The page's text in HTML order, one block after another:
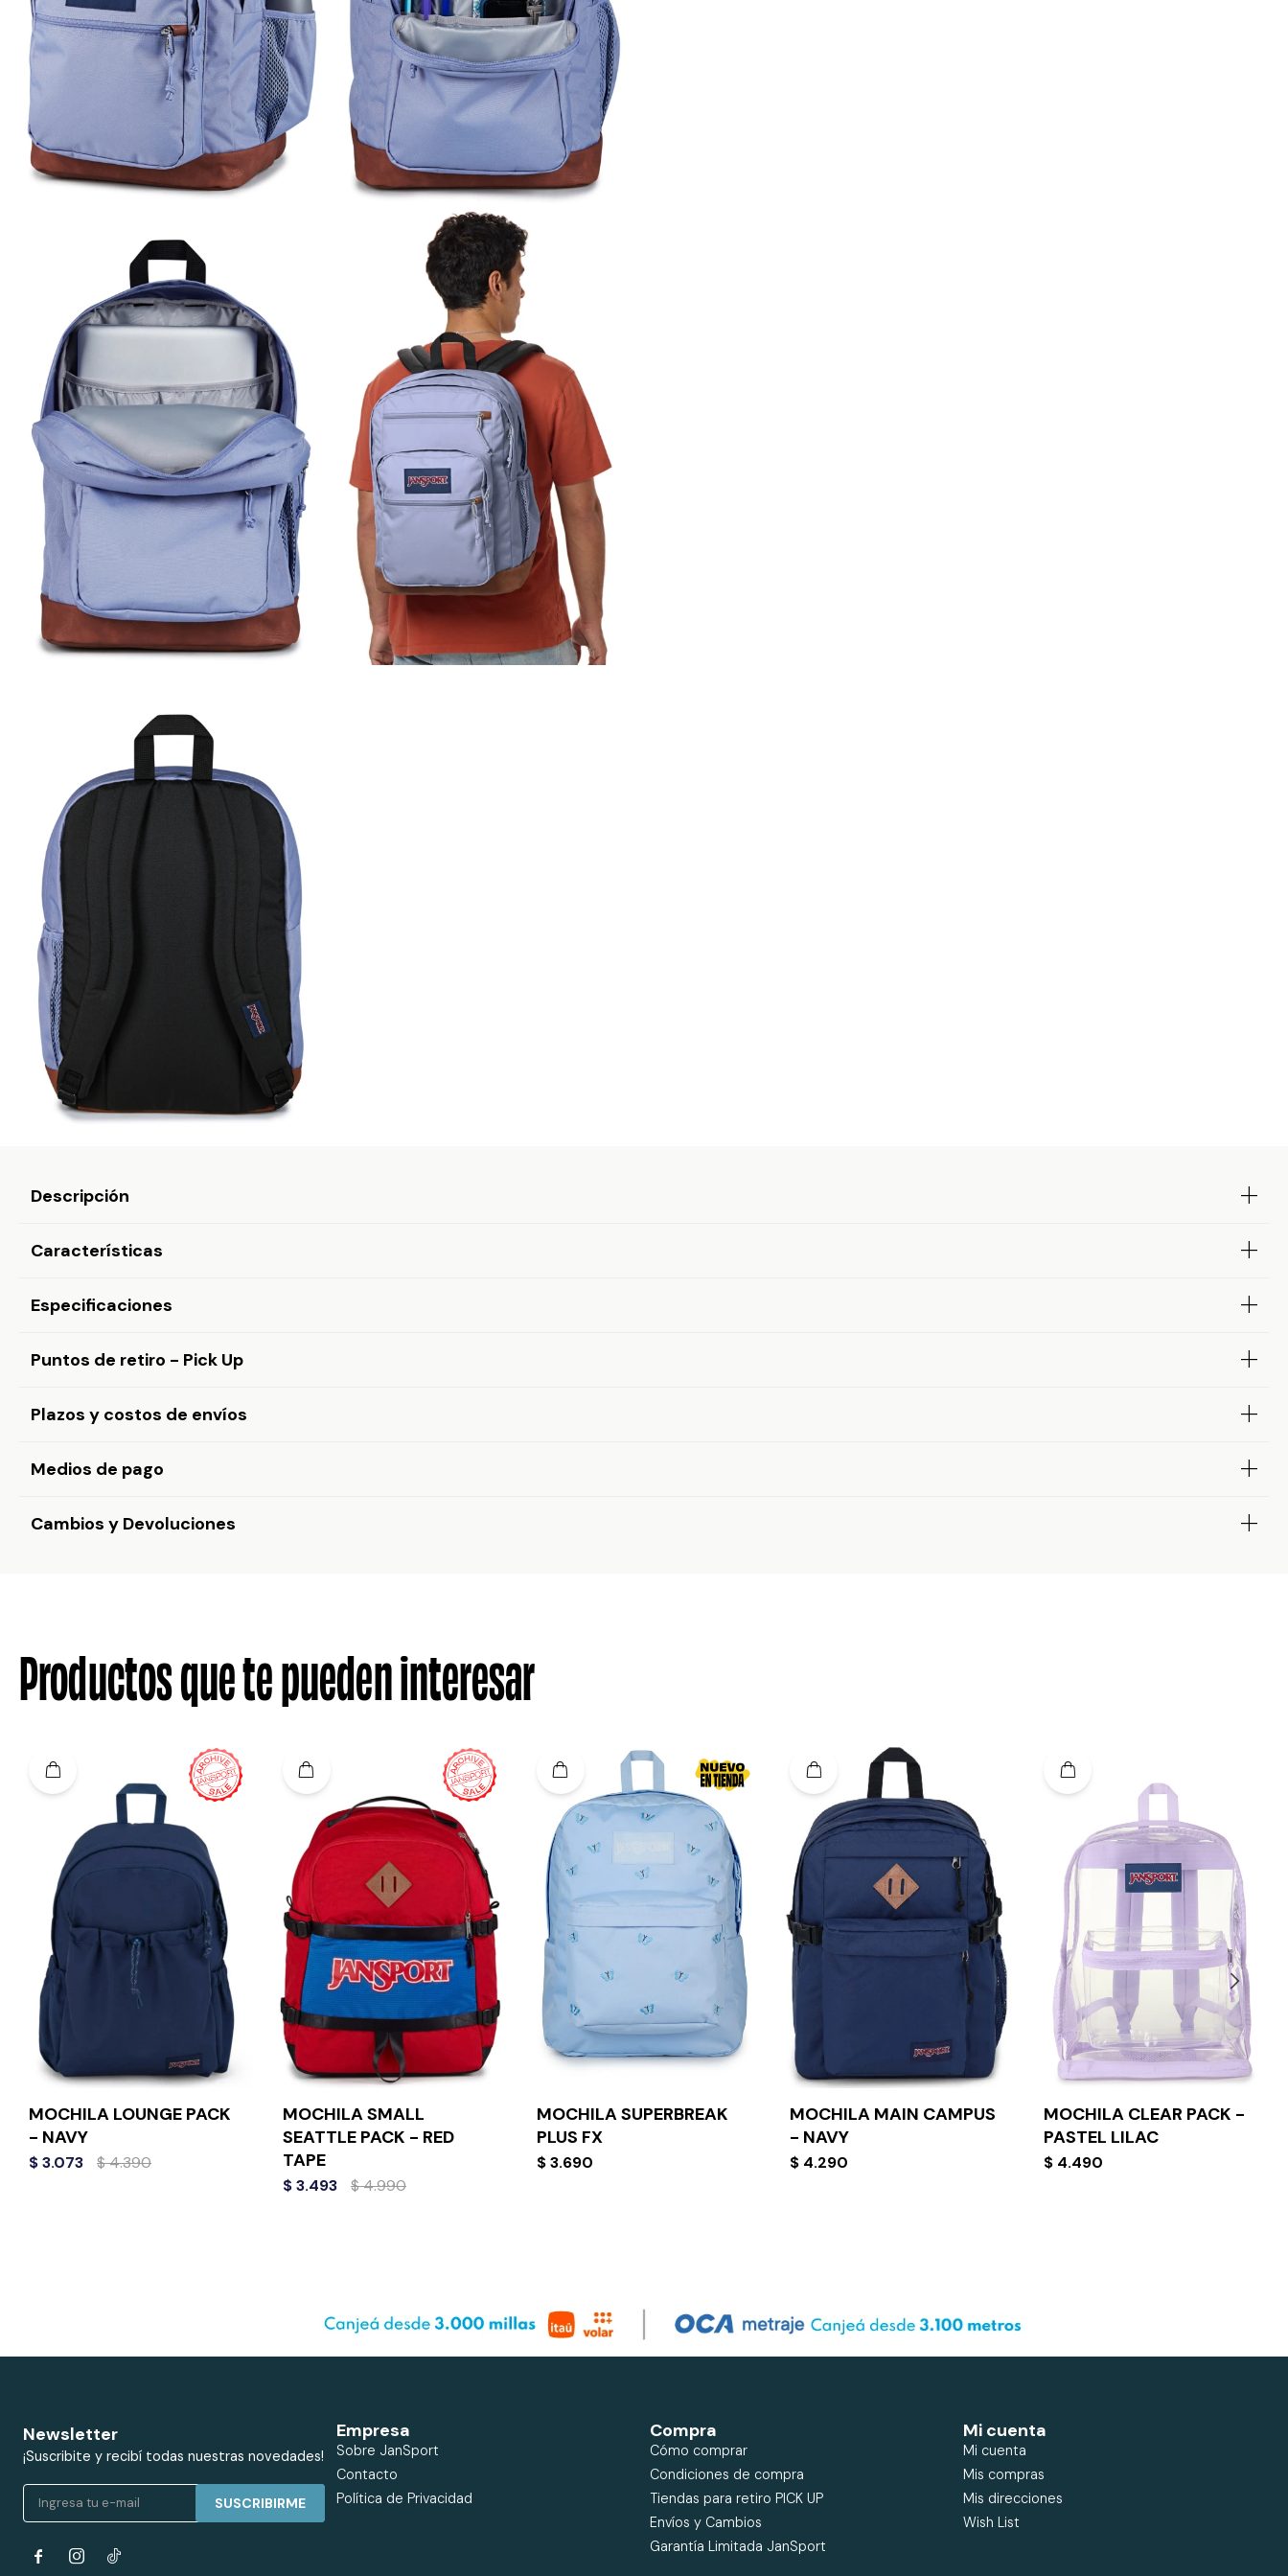
Descripción
Características
Especificaciones
Puntos de retiro - Pick Up
Plazos y costos de envíos
Medios de pago
Cambios y Devoluciones
Productos que te pueden interesar
MOCHILA LOUNGE PACK
- NAVY
$3.073 $4.390
MOCHILA SMALL
SEATTLE PACK - RED
TAPE
$ 3.493 $4.990
MOCHILA SUPERBREAK
PLUS FX
$ 3.690
MOCHILA MAIN CAMPUS
- NAVY
$ 4.290
MOCHILA CLEAR PACK -
PASTEL LILAC
$ 4.490
Newsletter
¡Suscribite y recibí todas nuestras novedades!
SUSCRIBIRME
 
Empresa
Sobre JanSport
Contacto
Política de Privacidad
Compra
Cómo comprar
Condiciones de compra
Tiendas para retiro PICK UP
Envíos y Cambios
Garantía Limitada JanSport
Mi cuenta
Mi cuenta
Mis compras
Mis direcciones
Wish List